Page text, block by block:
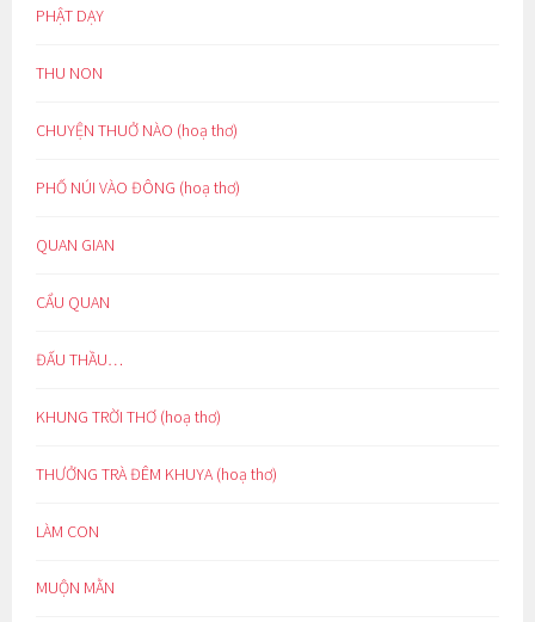
PHẬT DẠY
THU NON
CHUYỆN THUỞ NÀO (hoạ thơ)
PHỐ NÚI VÀO ĐÔNG (hoạ thơ)
QUAN GIAN
CẨU QUAN
ĐẤU THẦU…
KHUNG TRỜI THƠ (hoạ thơ)
THƯỞNG TRÀ ĐÊM KHUYA (hoạ thơ)
LÀM CON
MUỘN MẰN